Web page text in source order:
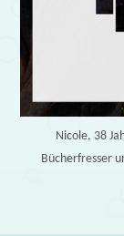
Nicole, 38
Bücherfresser